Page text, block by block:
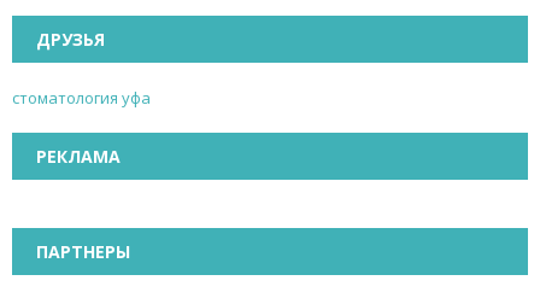
ДРУЗЬЯ
стоматология уфа
РЕКЛАМА
ПАРТНЕРЫ